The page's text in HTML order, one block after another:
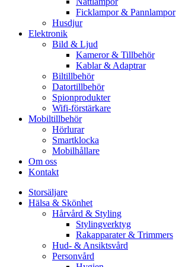
Ficklampor & Pannlampor
Husdjur
Elektronik
Bild & Ljud
Kameror & Tillbehör
Kablar & Adaptrar
Biltillbehör
Datortillbehör
Spionprodukter
Wifi-förstärkare
Mobiltillbehör
Hörlurar
Smartklocka
Mobilhållare
Om oss
Kontakt
Storsäljare
Hälsa & Skönhet
Hårvård & Styling
Stylingverktyg
Rakapparater & Trimmers
Hud- & Ansiktsvård
Personvård